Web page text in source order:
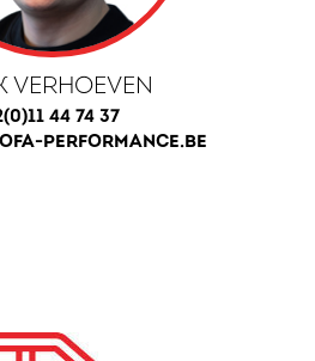
VERHOEVEN
44 74 37
PERFORMANCE.BE